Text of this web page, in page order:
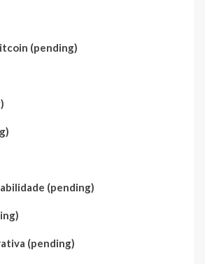
(pending)
(pending)
(pending)